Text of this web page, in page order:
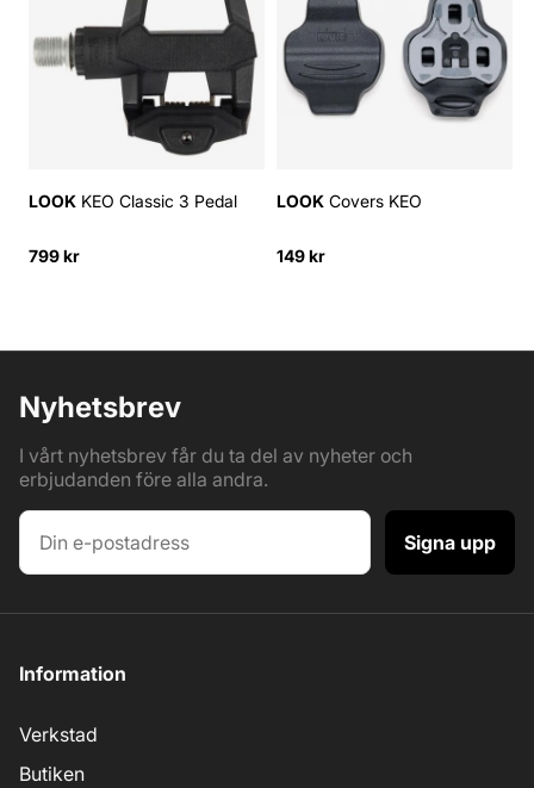
LOOK KEO Classic 3 Pedal
799 kr
LOOK Covers KEO
149 kr
Nyhetsbrev
I vårt nyhetsbrev får du ta del av nyheter och
erbjudanden före alla andra.
Signa upp
Information
Verkstad
Butiken